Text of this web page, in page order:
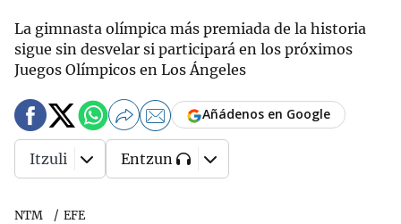
La gimnasta olímpica más premiada de la historia
sigue sin desvelar si participará en los próximos
Juegos Olímpicos en Los Ángeles
NTM EFE
Añádenos en Google
Itzuli Entzun